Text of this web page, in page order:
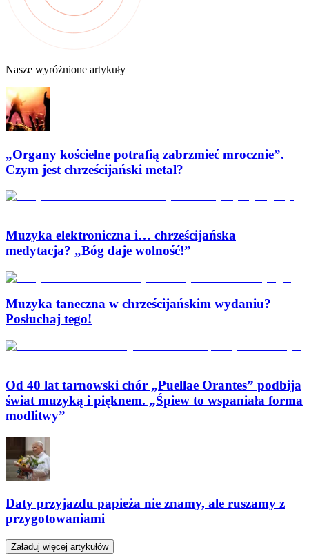
Nasze wyróżnione artykuły
„Organy kościelne potrafią zabrzmieć mrocznie”.
Czym jest chrześcijański metal?
Muzyka elektroniczna i… chrześcijańska
medytacja? „Bóg daje wolność!”
Muzyka taneczna w chrześcijańskim wydaniu?
Posłuchaj tego!
Od 40 lat tarnowski chór „Puellae Orantes” podbija
świat muzyką i pięknem. „Śpiew to wspaniała forma
modlitwy”
Daty przyjazdu papieża nie znamy, ale ruszamy z
przygotowaniami
Załaduj więcej artykułów